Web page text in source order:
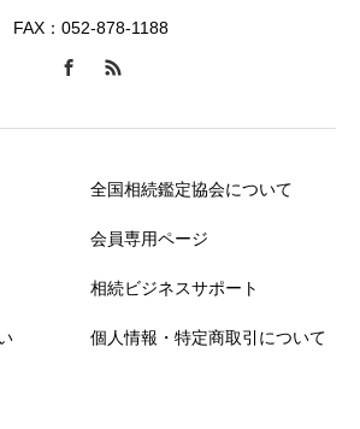
FAX：052-878-1188
全国相続鑑定協会について
会員専用ページ
相続ビジネスサポート
個人情報・特定商取引について